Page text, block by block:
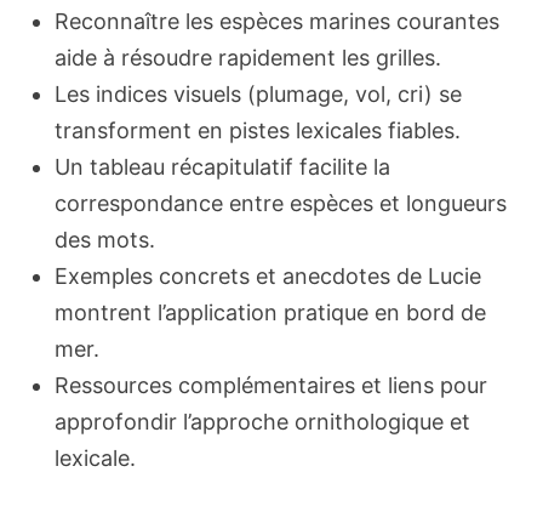
Reconnaître les espèces marines courantes
aide à résoudre rapidement les grilles.
Les indices visuels (plumage, vol, cri) se
transforment en pistes lexicales fiables.
Un tableau récapitulatif facilite la
correspondance entre espèces et longueurs
des mots.
Exemples concrets et anecdotes de Lucie
montrent l’application pratique en bord de
mer.
Ressources complémentaires et liens pour
approfondir l’approche ornithologique et
lexicale.